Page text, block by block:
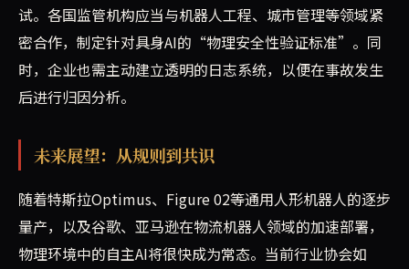
试。各国监管机构应当与机器人工程、城市管理等领域紧
密合作，制定针对具身AI的“物理安全性验证标准”。同
时，企业也需主动建立透明的日志系统，以便在事故发生
后进行归因分析。
未来展望：从规则到共识
随着特斯拉Optimus、Figure 02等通用人形机器人的逐步
量产，以及谷歌、亚马逊在物流机器人领域的加速部署，
物理环境中的自主AI将很快成为常态。当前行业协会如